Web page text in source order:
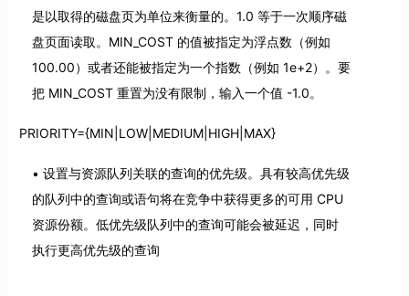
是以取得的磁盘页为单位来衡量的。1.0 等于一次顺序磁
盘页面读取。MIN_COST 的值被指定为浮点数（例如
100.00）或者还能被指定为一个指数（例如 1e+2）。要
把 MIN_COST 重置为没有限制，输入一个值 -1.0。
PRIORITY={MIN|LOW|MEDIUM|HIGH|MAX}
设置与资源队列关联的查询的优先级。具有较高优先级
的队列中的查询或语句将在竞争中获得更多的可用 CPU
资源份额。低优先级队列中的查询可能会被延迟，同时
执行更高优先级的查询